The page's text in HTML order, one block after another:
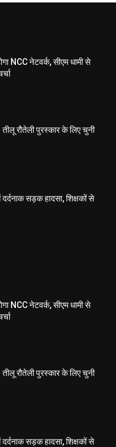
NCC नेटवर्क, सीएम धामी से
तीलू रौतेली पुरस्कार के लिए चुनी
सड़क हादसा, शिक्षकों से
NCC नेटवर्क, सीएम धामी से
तीलू रौतेली पुरस्कार के लिए चुनी
सड़क हादसा, शिक्षकों से